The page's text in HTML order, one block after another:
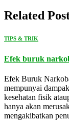
Related
TIPS & TRIK
Efek buruk
Efek Buruk
mempunyai
kesehatan fisik
hanya akan
mengakibatkan